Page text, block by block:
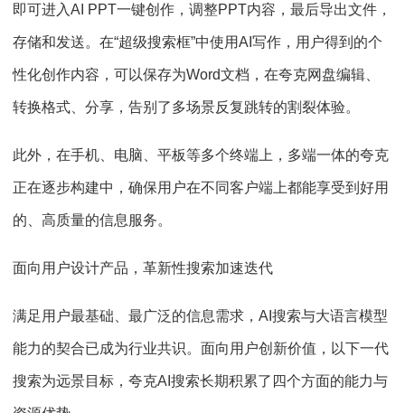
即可进入AI PPT一键创作，调整PPT内容，最后导出文件，
存储和发送。在“超级搜索框”中使用AI写作，用户得到的个
性化创作内容，可以保存为Word文档，在夸克网盘编辑、
转换格式、分享，告别了多场景反复跳转的割裂体验。
此外，在手机、电脑、平板等多个终端上，多端一体的夸克
正在逐步构建中，确保用户在不同客户端上都能享受到好用
的、高质量的信息服务。
面向用户设计产品，革新性搜索加速迭代
满足用户最基础、最广泛的信息需求，AI搜索与大语言模型
能力的契合已成为行业共识。面向用户创新价值，以下一代
搜索为远景目标，夸克AI搜索长期积累了四个方面的能力与